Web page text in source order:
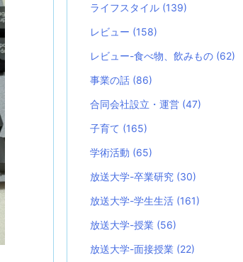
ライフスタイル (139)
レビュー (158)
レビュー-食べ物、飲みもの (62)
事業の話 (86)
合同会社設立・運営 (47)
子育て (165)
学術活動 (65)
放送大学-卒業研究 (30)
放送大学-学生生活 (161)
放送大学-授業 (56)
放送大学-面接授業 (22)